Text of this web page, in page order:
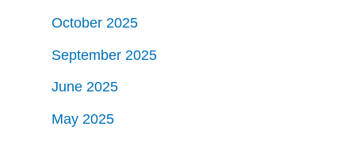
October 2025
September 2025
June 2025
May 2025